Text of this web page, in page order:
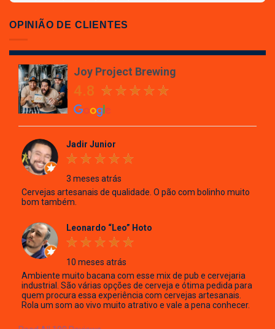
Project
Brewing
OPINIÃO DE CLIENTES
Joy Project Brewing
4.8
Jadir Junior
3 meses atrás
Cervejas artesanais de qualidade. O pão com bolinho muito
bom também.
Leonardo “Leo” Hoto
10 meses atrás
Ambiente muito bacana com esse mix de pub e cervejaria
industrial. São várias opções de cerveja e ótima pedida para
quem procura essa experiência com cervejas artesanais.
Rola um som ao vivo muito atrativo e vale a pena conhecer.